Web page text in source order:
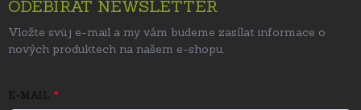
ODEBÍRAT NEWSLETTER
Vložte svůj e-mail a my vám budeme zasílat informace o
nových produktech na našem e-shopu.
E-MAIL